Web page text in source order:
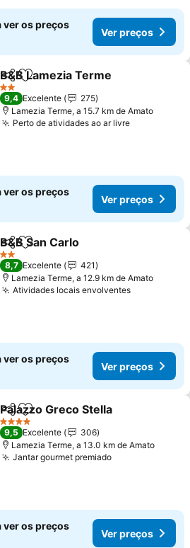
ver os preços
Ver preços
PartilharAdicionar aos favoritos
B&B Lamezia Terme
2 Estrelas
9,4 Excelente
275
Lamezia Terme, a 15.7 km de Amato
Perto de atividades ao ar livre
ver os preços
Ver preços
PartilharAdicionar aos favoritos
B&B San Carlo
2 Estrelas
8,7 Excelente
421
Lamezia Terme, a 12.9 km de Amato
Atividades locais envolventes
ver os preços
Ver preços
PartilharAdicionar aos favoritos
Palazzo Greco Stella
4 Estrelas
9,5 Excelente
306
Lamezia Terme, a 13.0 km de Amato
Jantar gourmet premiado
ver os preços
Ver preços